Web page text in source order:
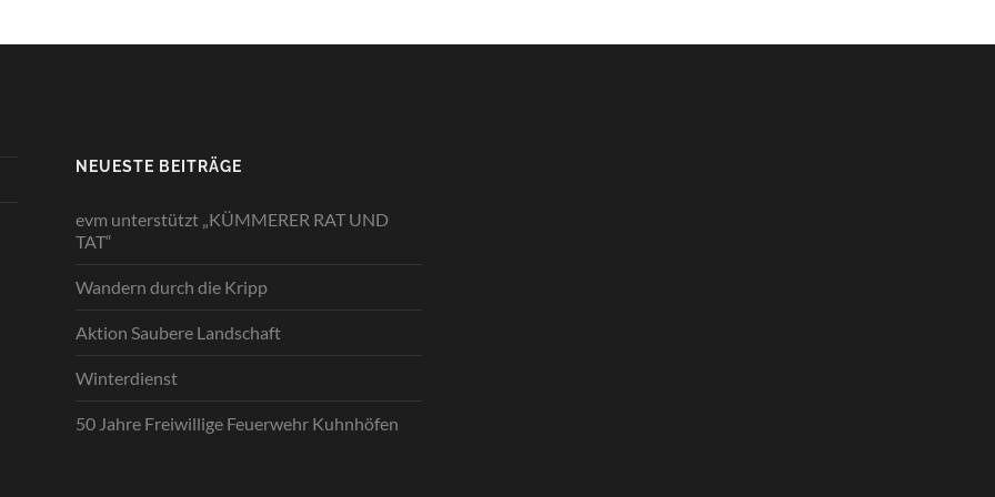
NEUESTE BEITRÄGE
evm unterstützt „KÜMMERER RAT UND
TAT“
Wandern durch die Kripp
Aktion Saubere Landschaft
Winterdienst
50 Jahre Freiwillige Feuerwehr Kuhnhöfen